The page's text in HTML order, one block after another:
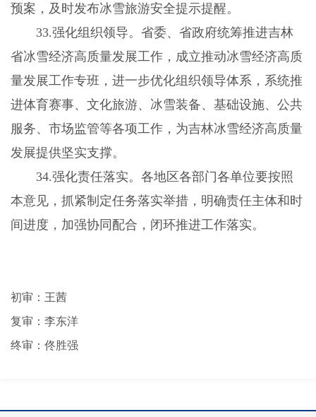
预案，及时发布冰雪旅游安全提示提醒。
33.强化组织领导。省委、省政府统筹推进吉林
省冰雪经济高质量发展工作，成立推动冰雪经济高质
量发展工作专班，进一步优化组织领导体系，系统推
进体育赛事、文化旅游、冰雪装备、基础设施、公共
服务、市场监管等各项工作，为吉林冰雪经济高质量
发展提供坚实支撑。
34.强化责任落实。各地区各部门各单位要按照
本意见，抓紧制定任务落实举措，明确责任主体和时
间进度，加强协同配合，闭环推进工作落实。
初审：王茜
复审：李东洋
终审：佟胜强